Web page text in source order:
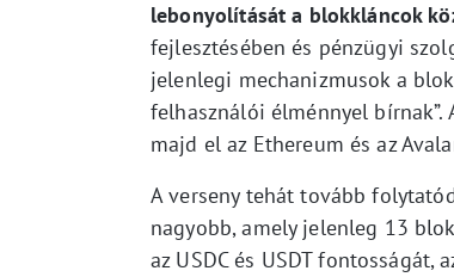
lebonyolítását a blokkláncok
fejlesztésében és pénzügyi
jelenlegi mechanizmusok a
felhasználói élménnyel bírnak”.
majd el az Ethereum és az
A verseny tehát tovább
nagyobb, amely jelenleg 13
az USDC és USDT fontosságát,